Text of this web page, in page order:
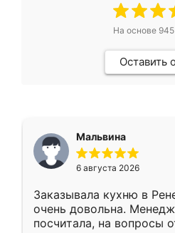
На основе 945
Оставить
Мальвина
6 августа 2026
Заказывала кухню в
очень довольна.
посчитала, на вопросы